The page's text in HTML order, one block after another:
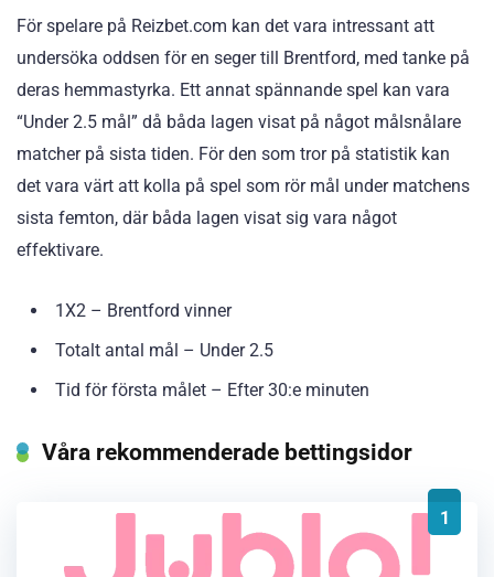
För spelare på Reizbet.com kan det vara intressant att
undersöka oddsen för en seger till Brentford, med tanke på
deras hemmastyrka. Ett annat spännande spel kan vara
“Under 2.5 mål” då båda lagen visat på något målsnålare
matcher på sista tiden. För den som tror på statistik kan
det vara värt att kolla på spel som rör mål under matchens
sista femton, där båda lagen visat sig vara något
effektivare.
1X2 – Brentford vinner
Totalt antal mål – Under 2.5
Tid för första målet – Efter 30:e minuten
Våra rekommenderade bettingsidor
1